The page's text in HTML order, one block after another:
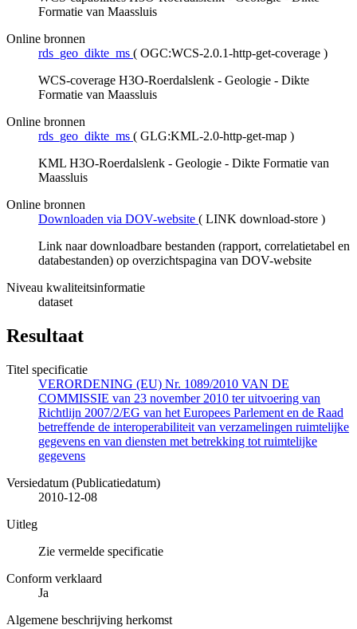
Formatie van Maassluis
Online bronnen
rds_geo_dikte_ms ( OGC:WCS-2.0.1-http-get-coverage )
WCS-coverage H3O-Roerdalslenk - Geologie - Dikte
Formatie van Maassluis
Online bronnen
rds_geo_dikte_ms ( GLG:KML-2.0-http-get-map )
KML H3O-Roerdalslenk - Geologie - Dikte Formatie van
Maassluis
Online bronnen
Downloaden via DOV-website ( LINK download-store )
Link naar downloadbare bestanden (rapport, correlatietabel en
databestanden) op overzichtspagina van DOV-website
Niveau kwaliteitsinformatie
dataset
Resultaat
Titel specificatie
VERORDENING (EU) Nr. 1089/2010 VAN DE
COMMISSIE van 23 november 2010 ter uitvoering van
Richtlijn 2007/2/EG van het Europees Parlement en de Raad
betreffende de interoperabiliteit van verzamelingen ruimtelijke
gegevens en van diensten met betrekking tot ruimtelijke
gegevens
Versiedatum (Publicatiedatum)
2010-12-08
Uitleg
Zie vermelde specificatie
Conform verklaard
Ja
Algemene beschrijving herkomst